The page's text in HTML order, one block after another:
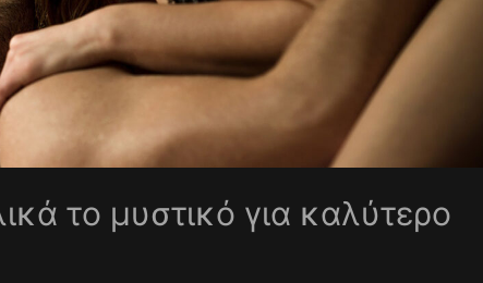
το μυστικό για καλύτερο